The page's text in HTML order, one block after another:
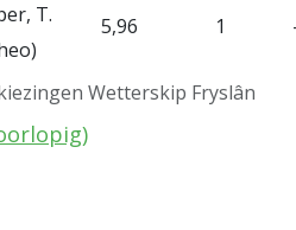
Wetterskip Fryslân
T.
5,96 1